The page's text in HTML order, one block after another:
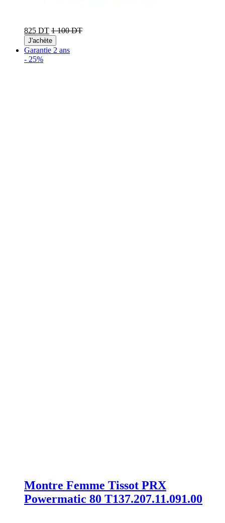
825 DT 1 100 DT
J'achète
Garantie 2 ans
- 25%
Montre Femme Tissot PRX
Powermatic 80 T137.207.11.091.00